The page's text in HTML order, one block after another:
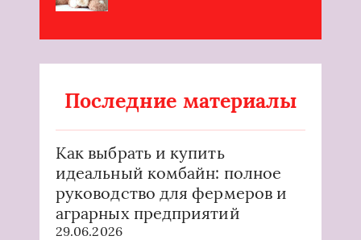
Последние материалы
Как выбрать и купить
идеальный комбайн: полное
руководство для фермеров и
аграрных предприятий
29.06.2026